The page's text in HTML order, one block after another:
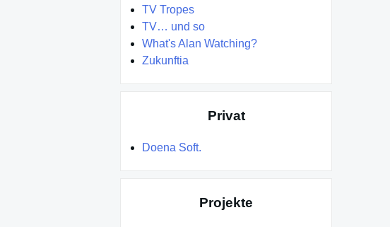
TV Tropes
TV… und so
What's Alan Watching?
Zukunftia
Privat
Doena Soft.
Projekte